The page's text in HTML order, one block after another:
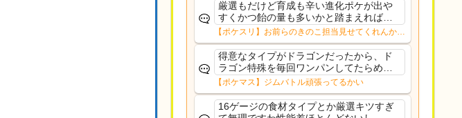
厳選もだけど育成も辛い進化ポケが出や
すくかつ飴の量も多いかと踏まえれば、
寝顔の飴を倍にしても良いくらいだと思
う
【ポケスリ】お前らのきのこ担当見せてくれんか…
得意なタイプがドラゴンだったから、ド
ラゴン特殊を毎回ワンパンしてたらめち
ゃくちゃ感謝された。急所確定のオンパ
レードの中活躍してくれてサンキュー超
覚醒カキツバタ
【ポケマス】ジムバトル頑張ってるかい
16ゲージの食材タイプとか厳選キツすぎ